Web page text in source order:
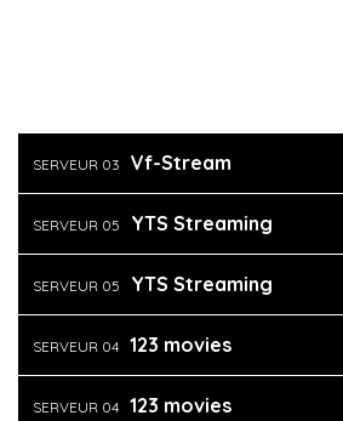
SERVEUR 03 Vf-Stream
SERVEUR 05 YTS Streaming
SERVEUR 05 YTS Streaming
SERVEUR 04 123 movies
SERVEUR 04 123 movies